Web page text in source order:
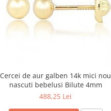
Cercei de aur galben 14k mici nou
nascuti bebelusi Bilute 4mm
488,25 Lei